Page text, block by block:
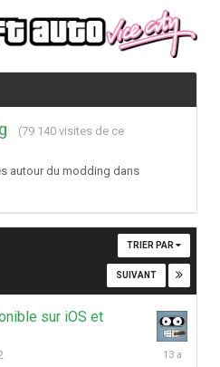
(79 140 visites de ce
autour du modding dans
TRIER PAR
SUIVANT
sur iOS et